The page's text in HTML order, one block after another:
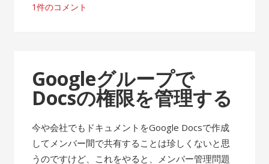
1件のコメント
Googleグループで
Docsの権限を管理する
今や会社でもドキュメントをGoogle Docsで作成
してメンバー間で共有することは珍しくないと思
うのですけど、これをやると、メンバー管理問題